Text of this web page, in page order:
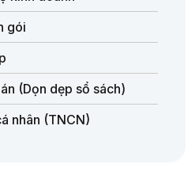
gói
(Dọn dẹp sổ sách)
nhân (TNCN)